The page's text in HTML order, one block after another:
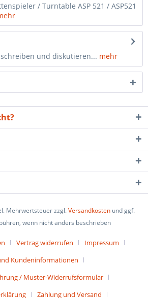
/ Turntable ASP 521 / ASP521
und diskutieren... mehr
Mehrwertsteuer zzgl.Versandkosten und ggf.
wenn nicht anders beschrieben
Vertrag widerrufen
Impressum
Kundeninformationen
/ Muster-Widerrufsformular
Zahlung und Versand